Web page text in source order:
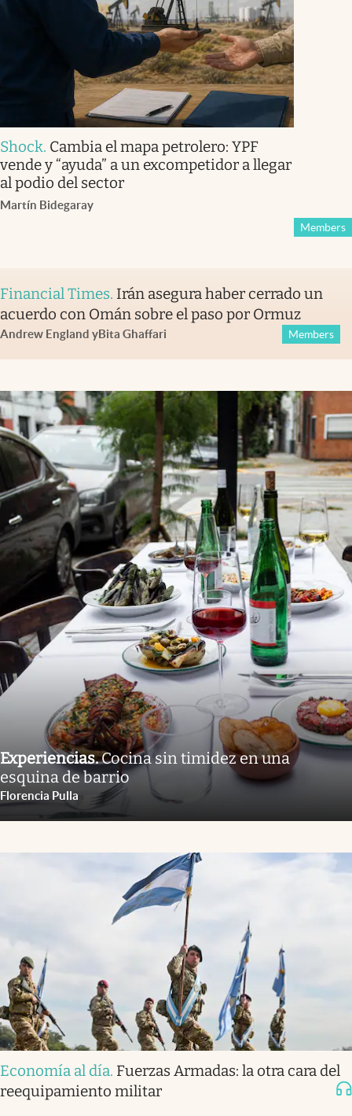
Shock. Cambia el mapa petrolero: YPF
vende y “ayuda” a un excompetidor a llegar
al podio del sector
Martín Bidegaray
Members
Financial Times. Irán asegura haber cerrado un
acuerdo con Omán sobre el paso por Ormuz
Andrew England yBita Ghaffari Members
Experiencias.Cocina sin timidez en una
esquina de barrio
Florencia Pulla
Economía al día. Fuerzas Armadas: la otra cara del
reequipamiento militar